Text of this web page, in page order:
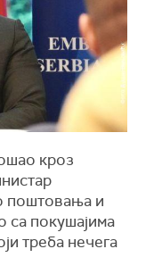
кроз
поштовања и
са покушајима
треба нечега